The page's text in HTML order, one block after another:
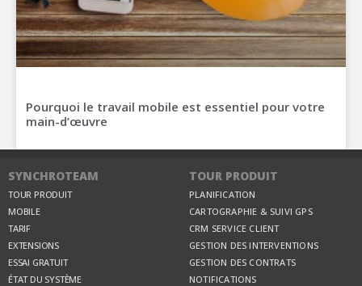
Pourquoi le travail mobile est essentiel pour votre
main-d’œuvre
SYNCHROTEAM
TOUR PRODUIT
MOBILE
TARIF
EXTENSIONS
ESSAI GRATUIT
ÉTAT DU SYSTÈME
TOUR PRODUIT
PLANIFICATION
CARTOGRAPHIE & SUIVI GPS
CRM SERVICE CLIENT
GESTION DES INTERVENTIONS
GESTION DES CONTRATS
NOTIFICATIONS